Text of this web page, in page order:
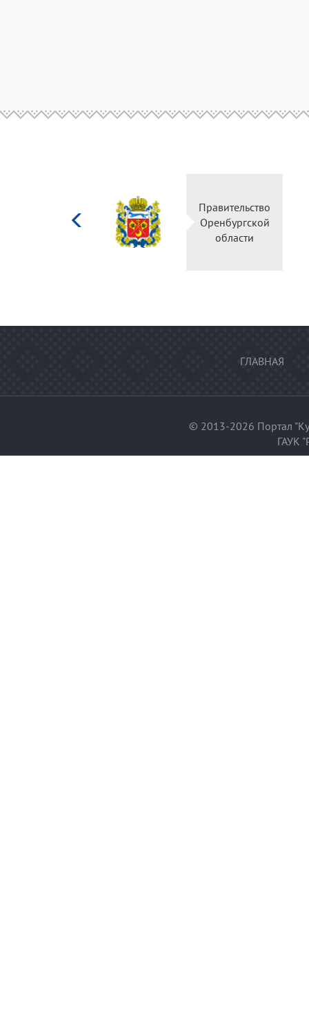
Министерство
культуры
Российской
федерации
ГЛАВНАЯ
© 2013-2026 Портал
ГАУК